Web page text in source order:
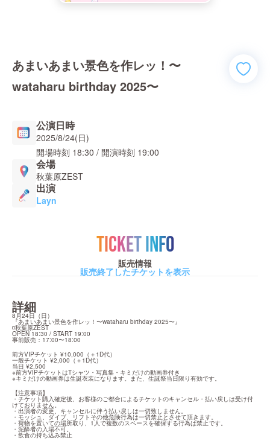
あまいあまい景色を作レッ！〜
wataharu birthday 2025〜
公演日時
2025/8/24(日)
開場時刻 18:30 / 開演時刻 19:00
会場
秋葉原ZEST
出演
Layn
TICKET INFO
販売情報
販売終了したチケットを表示
詳細
8月24日（日）
『あまいあまい景色を作レッ！〜wataharu birthday 2025〜』
◽️秋葉原ZEST
OPEN 18:30 / START 19:00
事前販売：17:00〜18:00
前方VIPチケット ¥10,000（＋1D代）
一般チケット ¥2,000（＋1D代）
当日 ¥2,500
※前方VIPチケットはTシャツ・写真集・キミだけの動画券付き
※キミだけの動画券は生誕衣装になります。また、生誕祭当日限り有効です。
【注意事項】
・チケット購入確定後、お客様のご都合によるチケットのキャンセル・払い戻しは受け付
けておりません。
・出演者の変更、キャンセルに伴う払い戻しは一切致しません。
・モッシュ、ダイブ、リフトその他危険行為は一切禁止とさせて頂きます。
・荷物を置いての場所取り、1人で複数のスペースを確保する行為は禁止です。
・泥酔者の入場不可。
・飲食の持ち込み禁止